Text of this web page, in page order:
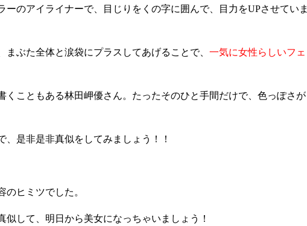
ーのアイライナーで、目じりをくの字に囲んで、目力をUPさせていま
まぶた全体と涙袋にプラスしてあげることで、 一気に女性らしいフェ
くこともある林田岬優さん。たったそのひと手間だけで、色っぽさが
、是非是非真似をしてみましょう！！
のヒミツでした。
似して、明日から美女になっちゃいましょう！